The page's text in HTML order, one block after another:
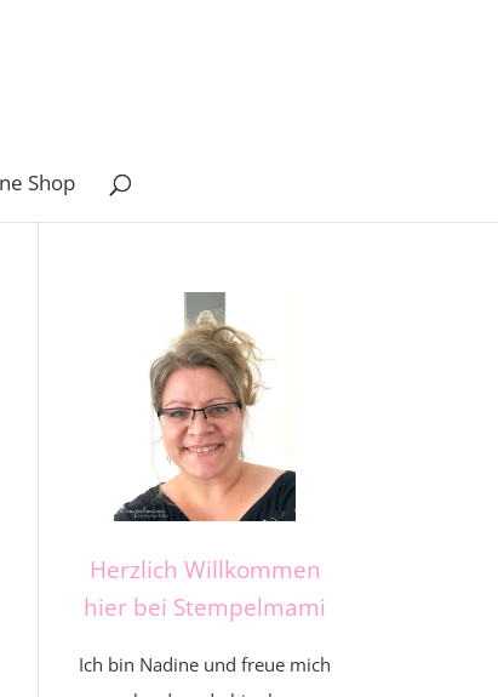
Shop
Herzlich Willkommen
hier bei Stempelmami
Ich bin Nadine und freue mich